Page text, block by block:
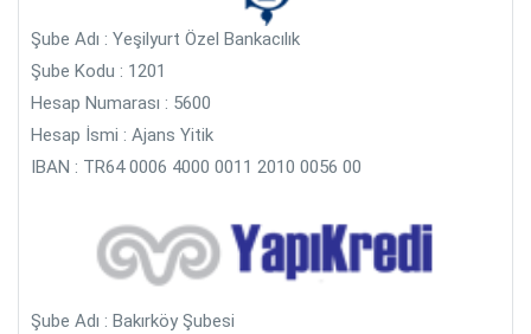
Şube Adı : Yeşilyurt Özel Bankacılık
Şube Kodu : 1201
Hesap Numarası : 5600
Hesap İsmi : Ajans Yitik
IBAN : TR64 0006 4000 0011 2010 0056 00
Şube Adı : Bakırköy Şubesi